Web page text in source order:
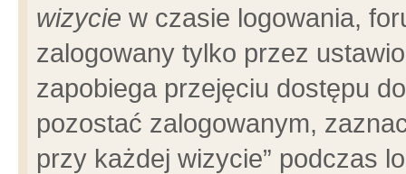
wizycie w czasie logowania,
zalogowany tylko przez
zapobiega przejęciu dostępu
pozostać zalogowanym,
przy każdej wizycie” podczas